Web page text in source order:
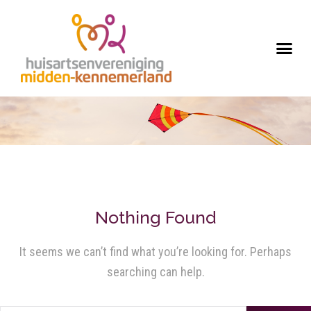
Nothing Found
It seems we can’t find what you’re looking for. Perhaps
searching can help.